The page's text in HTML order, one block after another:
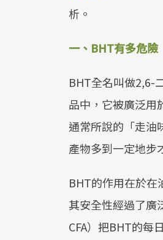
析。
一、 BHT有多危險
BHT全名叫做2,6-
品中，它被廣泛用
通常所說的「走油
產物多到一定地步
BHT的作用在於在
其安全性經過了廣
CFA）把BHT的每